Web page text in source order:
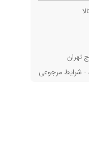
تهران